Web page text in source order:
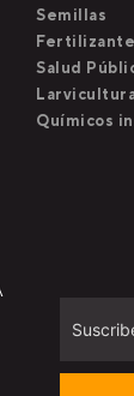
Semillas
Salud
Químicos